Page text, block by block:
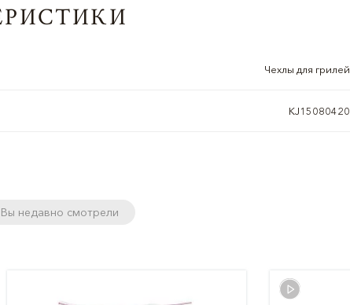
Чехлы для грилей
KJ15080420
Вы недавно смотрели